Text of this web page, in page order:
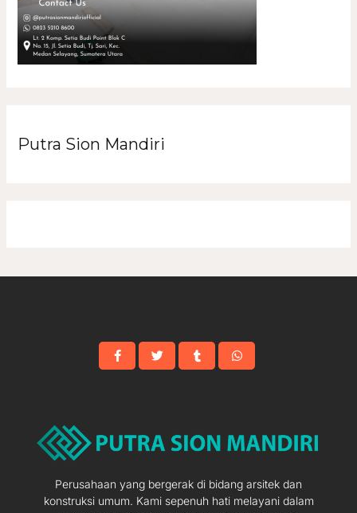
Putra Sion Mandiri
Perusahaan yang bergerak di bidang arsitek dan
konstruksi umum. Kami sepenuh hati melayani dalam